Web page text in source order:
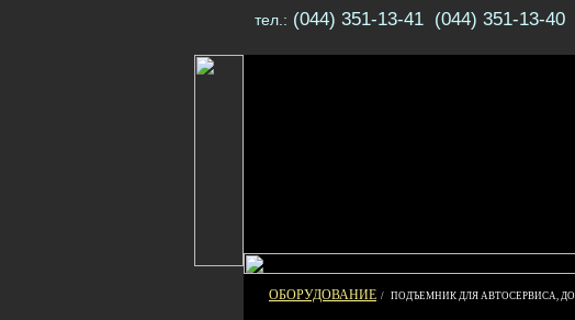
тел.: (044) 351-13-41 (044) 351-13-
ОБОРУДОВАНИЕ / ПОДЪЕМНИК ДЛЯ АВТОСЕРВИСА,